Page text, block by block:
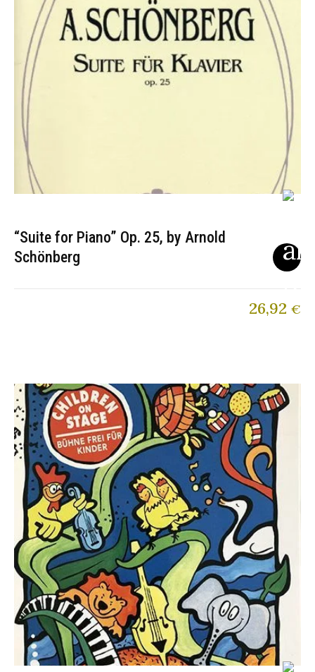
“Suite for Piano” Op. 25, by Arnold
Schönberg
26,92 €